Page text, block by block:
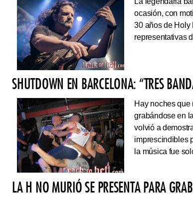
ocasión, con
30 años de Holy
representativas
SHUTDOWN EN BARCELONA: “TRES
Hay noches que
grabándose en
volvió a
imprescindibles
la música fue
LA H NO MURIÓ SE PRESENTA PARA